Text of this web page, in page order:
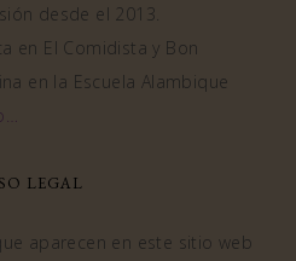
desde el 2013.
en El Comidista y Bon
en la Escuela Alambique
LEGAL
aparecen en este sitio web